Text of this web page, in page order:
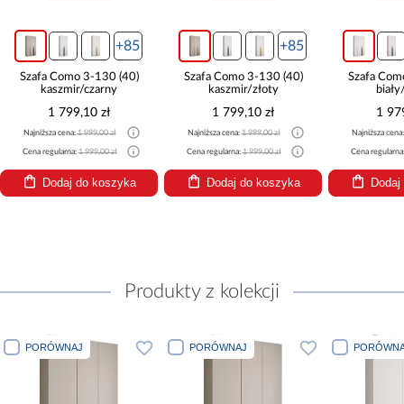
+85
Szafa Como 3-130 (40)
kaszmir/czarny
1 799,10 zł
Najniższa cena:1 999,00 zł
Cena regularna:1 999,00 zł
Dodaj do koszyka
+85
Szafa Como 3-130 (40)
kaszmir/złoty
1 799,10 zł
Najniższa cena:1 999,00 zł
Cena regularna:1 999,00 zł
Dodaj do koszyka
Szafa
1
Najniższa
Cena
Produkty z kolekcji
PORÓWNAJ PORÓWNAJ